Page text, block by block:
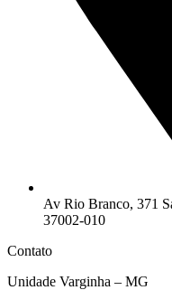
Av Rio Branco, 371
37002-010
Contato
Unidade Varginha – MG